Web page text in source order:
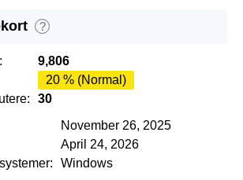
?
9,806
20 % (Normal)
30
November 26, 2025
April 24, 2026
Windows